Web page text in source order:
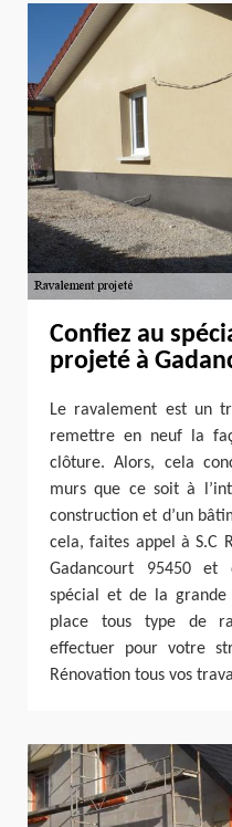
Confiez au
projeté à
Le ravalement est un
remettre en neuf la
clôture. Alors, cela
murs que ce soit à
construction et d’un
cela, faites appel à S.C
Gadancourt 95450 et
spécial et de la
place tous type de
effectuer pour votre
Rénovation tous vos